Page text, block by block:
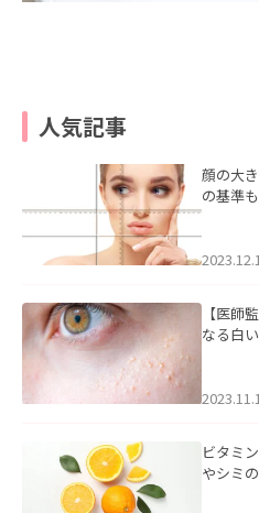
人気記事
顔の大
の基準
【医師
なる白
ビタミ
やシミ